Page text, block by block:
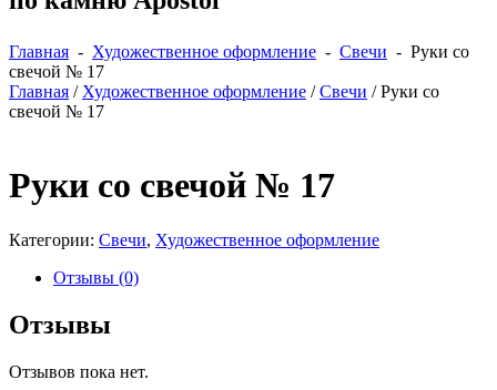
Главная - Художественное оформление - Свечи - Руки со
свечой № 17
Главная / Художественное оформление /Свечи / Руки со
свечой № 17
Руки со свечой № 17
Категории: Свечи, Художественное оформление
Отзывы (0)
Отзывы
Отзывов пока нет.